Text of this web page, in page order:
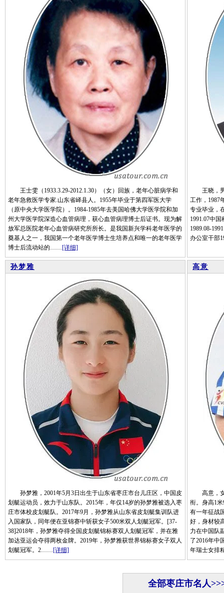
王士雯（1933.3.29-2012.1.30）（女）回族，老年心脏病学和
老年急救医学专家.山东省峄县人。1955年毕业于第四军医大学
（原中央大学医学院）。1984-1985年去美国哈佛大学医学院和加
州大学医学院深造心血管病理，获心血管病理博士后证书。现为解
放军总医院老年心血管病研究所所长。是我国新兴学科老年医学的
奠基人之一，我国第一个老年医学博士生培养点和唯一的老年医学
博士后流动站的……[详细]
王晓，男
工作，1987
专业毕业，
1991.07中
1989.08-
办公室干部
孙梦雅
孙梦雅，2001年5月3日出生于山东省枣庄市台儿庄区，中国皮
划艇运动员，效力于山东队。2015年，年仅14岁的孙梦雅被选入枣
庄市体校皮划艇队。2017年9月，孙梦雅从山东省皮划艇集训队进
入国家队，同年便在亚锦赛中斩获女子500米双人划艇冠军。[37-
38]2018年，孙梦雅夺得全国皮划艇锦标赛双人划艇冠军，并在雅
加达亚运会夺得两枚金牌。2019年，孙梦雅获世界锦标赛女子双人
划艇冠军。2……[详细]
高意
高意，女
衔。身高1
有一年征战
好，身材较
力在中国队
了2016年中
年瑞士女排
全部枣庄市名人